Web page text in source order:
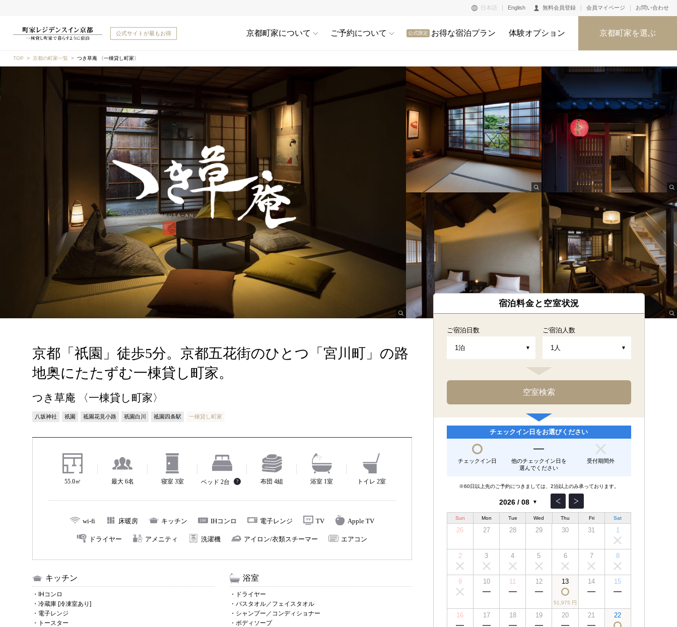
日本語 English 無料会員登録 会員マイページ お問い合わせ
公式サイトが最もお得 京都町家について ご予約について 公式限定 お得な宿泊プラン 体験オプション 京都町家を選ぶ
TOP 京都の町家一覧 つき草庵 〈一棟貸し町家〉
京都「祇園」徒歩5分。京都五花街のひとつ「宮川町」の路
地奥にたたずむ一棟貸し町家。
つき草庵 〈一棟貸し町家〉
八坂神社 祇園 祗園花見小路 祇園白川 祗園四条駅 一棟貸し町家
55.0㎡ 最大 6名 寝室 3室 ベッド 2台 ? 布団 4組 浴室 1室 トイレ 2室
wi-fi 床暖房 キッチン IHコンロ 電子レンジ TV Apple TV
ドライヤー アメニティ 洗濯機 アイロン/衣類スチーマー エアコン
キッチン
・IHコンロ
・冷蔵庫 [冷凍室あり]
・電子レンジ
・トースター
浴室
・ドライヤー
・バスタオル／フェイスタオル
・シャンプー／コンディショナー
・ボディソープ
宿泊料金と空室状況
ご宿泊日数 ご宿泊人数
チェックイン日をお選びください
チェックイン日
他のチェックイン日を
選んでください
受付期間外
※60日以上先のご予約につきましては、2泊以上のみ承っております。
Sun Mon Tue Wed Thu Fri Sat
26 27 28 29 30 31 1
2 3 4 5 6 7 8
9 10 11 12 13
51,975 円
14 15
16 17 18 19 20 21 22